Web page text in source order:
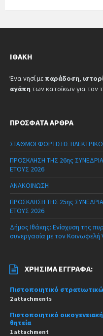
ΙΘΆΚΗ
Ένα νησί με παράδοση,
αγάπη των κατοίκων για τον
ΠΡΌΣΦΑΤΑ ΆΡΘΡΑ
ΣΤΑΘΜΟΙ ΦΟΡΤΙΣΗΣ
ΠΡΟΣΚΛΗΣΗ ΤΗΣ 26ης
ΕΤΟΥΣ 2026
ΑΝΑΚΟΙΝΩΣΗ
ΠΡΟΣΚΛΗΣΗ ΤΗΣ 25ης
ΕΤΟΥΣ 2026
Δήμος Ιθάκης: Ενίσχυση της
συνεργασία με τον Κοινωφελή
ΧΡΉΣΙΜΑ ΈΓΓΡΑΦΑ:
Πιστοποιητικό
2 attachments
Πιστοποιητικό
θητεία
1 attachment